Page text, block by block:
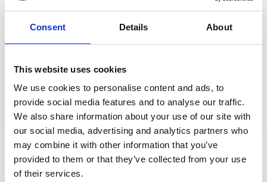
Consent Details About
This website uses cookies
We use cookies to personalise content and ads, to
provide social media features and to analyse our traffic.
We also share information about your use of our site with
our social media, advertising and analytics partners who
may combine it with other information that you’ve
provided to them or that they’ve collected from your use
of their services.
DO KOSZYKA
LOCTITE 97231 (igła dozująca PPF 20, różowa, (50 szt/opak))